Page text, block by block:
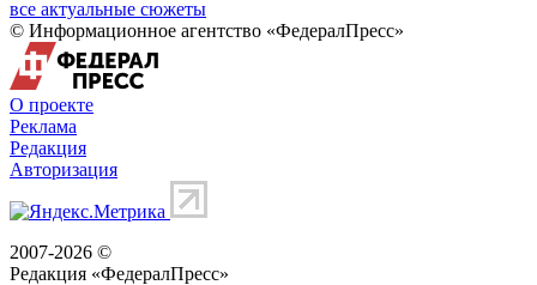
все актуальные сюжеты
© Информационное агентство «ФедералПресс»
О проекте
Реклама
Редакция
Авторизация
2007-2026 ©
Редакция «ФедералПресс»